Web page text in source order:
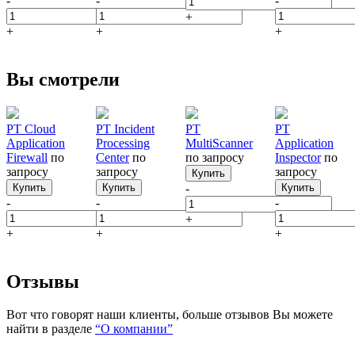
+ +
+
+
Вы смотрели
PT Cloud
Application
Firewall по
запросу
Купить
-
+
PT Incident
Processing
Center по
запросу
Купить
-
+
PT
MultiScanner
по запросу
Купить
-
+
PT
Application
Inspector по
запросу
Купить
-
+
Отзывы
Вот что говорят наши клиенты, больше отзывов Вы можете
найти в разделе “О компании”